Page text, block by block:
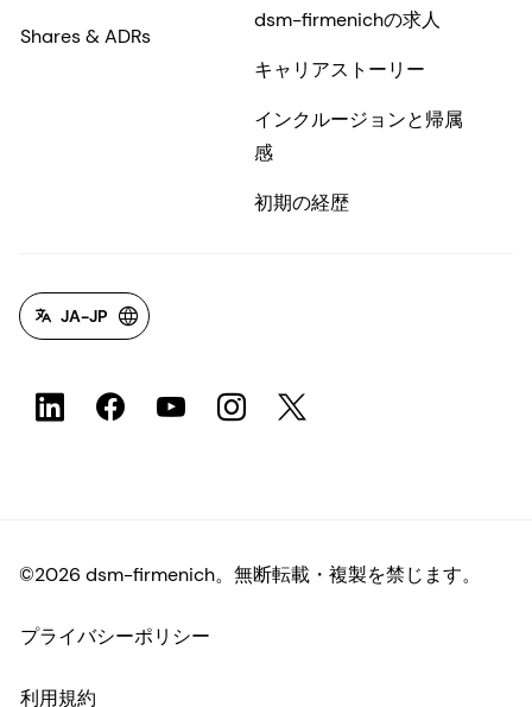
Shares & ADRs
dsm-firmenichの求人
キャリアストーリー
インクルージョンと帰属
感
初期の経歴
JA-JP
©2026 dsm-firmenich。無断転載・複製を禁じます。
プライバシーポリシー
利用規約